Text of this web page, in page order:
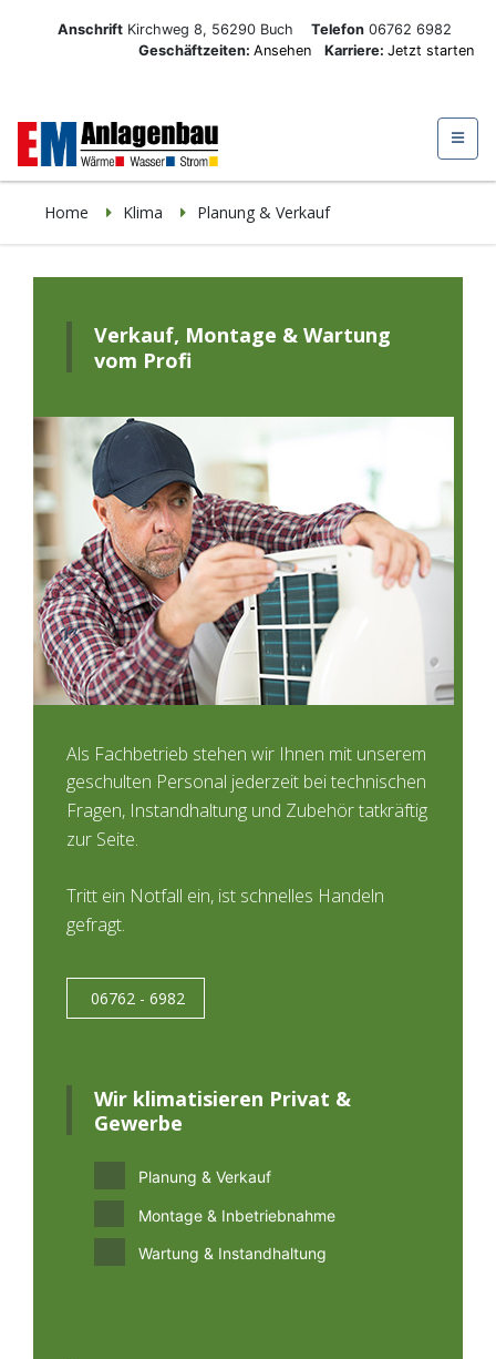
Anschrift Kirchweg 8, 56290 Buch Telefon 06762 6982
Geschäftzeiten: Ansehen Karriere: Jetzt starten
Home Klima Planung & Verkauf
Verkauf, Montage & Wartung
vom Profi
Als Fachbetrieb stehen wir Ihnen mit unserem
geschulten Personal jederzeit bei technischen
Fragen, Instandhaltung und Zubehör tatkräftig
zur Seite.
Tritt ein Notfall ein, ist schnelles Handeln
gefragt.
06762 - 6982
Wir klimatisieren Privat &
Gewerbe
Planung & Verkauf
Montage & Inbetriebnahme
Wartung & Instandhaltung